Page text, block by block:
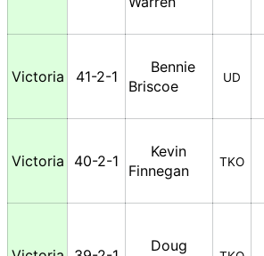
Victoria 41-2-1
Bennie
Briscoe
UD
Victoria 40-2-1
Kevin
Finnegan
TKO
Doug